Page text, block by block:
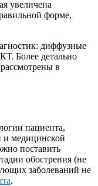
увеличена
форме,
диффузные
Более детально
в
пациента,
и медицинской
поставить
обострения (не
заболеваний не
.